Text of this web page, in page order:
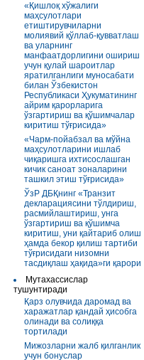
«Қишлоқ хўжалиги
маҳсулотлари
етиштирувчиларни
молиявий қўллаб-қувватлаш
ва уларнинг
манфаатдорлигини ошириш
учун қулай шароитлар
яратилганлиги муносабати
билан Ўзбекистон
Республикаси Ҳукуматининг
айрим қарорларига
ўзгартириш ва қўшимчалар
киритиш тўғрисида»
«Чарм-пойабзал ва мўйна
маҳсулотларини ишлаб
чиқаришга ихтисослашган
кичик саноат зоналарини
ташкил этиш тўғрисида»
ЎзР ДБҚнинг «Транзит
декларациясини тўлдириш,
расмийлаштириш, унга
ўзгартириш ва қўшимча
киритиш, уни қайтариб олиш
ҳамда бекор қилиш тартиби
тўғрисидаги низомни
тасдиқлаш ҳақида»ги қарори
Мутахассислар
тушунтиради
Қарз олувчида даромад ва
харажатлар қандай ҳисобга
олинади ва солиққа
тортилади
Мижозларни жалб қилганлик
учун бонуслар